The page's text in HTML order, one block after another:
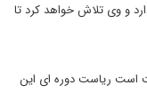
و وی تلاش خواهد کرد تا
شورای امنیت است ریاست دوره ای این